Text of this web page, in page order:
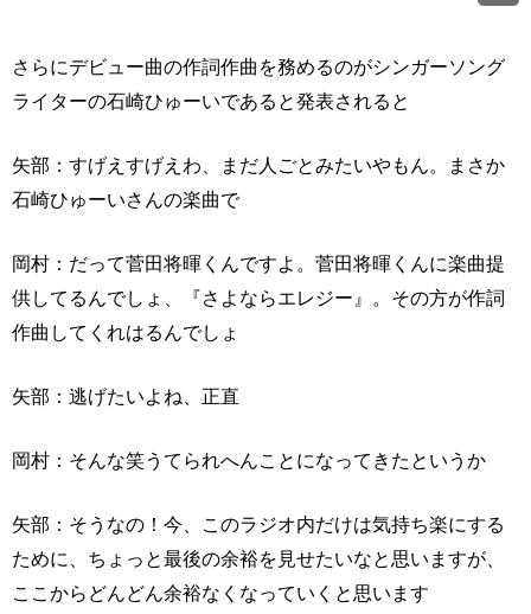
さらにデビュー曲の作詞作曲を務めるのがシンガーソング
ライターの石崎ひゅーいであると発表されると
矢部：すげえすげえわ、まだ人ごとみたいやもん。まさか
石崎ひゅーいさんの楽曲で
岡村：だって菅田将暉くんですよ。菅田将暉くんに楽曲提
供してるんでしょ、『さよならエレジー』。その方が作詞
作曲してくれはるんでしょ
矢部：逃げたいよね、正直
岡村：そんな笑うてられへんことになってきたというか
矢部：そうなの！今、このラジオ内だけは気持ち楽にする
ために、ちょっと最後の余裕を見せたいなと思いますが、
ここからどんどん余裕なくなっていくと思います